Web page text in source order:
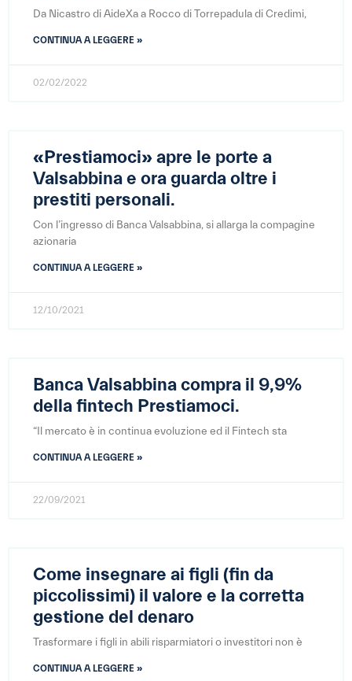
Da Nicastro di AideXa a Rocco di Torrepadula di Credimi,
CONTINUA A LEGGERE »
02/02/2022
«Prestiamoci» apre le porte a
Valsabbina e ora guarda oltre i
prestiti personali.
Con l’ingresso di Banca Valsabbina, si allarga la compagine
azionaria
CONTINUA A LEGGERE »
12/10/2021
Banca Valsabbina compra il 9,9%
della fintech Prestiamoci.
“Il mercato è in continua evoluzione ed il Fintech sta
CONTINUA A LEGGERE »
22/09/2021
Come insegnare ai figli (fin da
piccolissimi) il valore e la corretta
gestione del denaro
Trasformare i figli in abili risparmiatori o investitori non è
CONTINUA A LEGGERE »